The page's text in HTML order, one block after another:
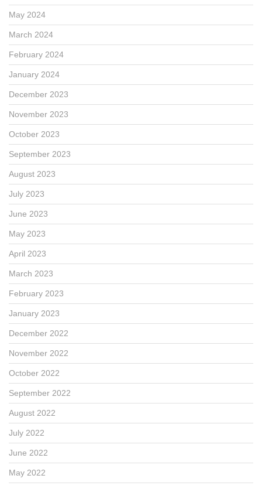
May 2024
March 2024
February 2024
January 2024
December 2023
November 2023
October 2023
September 2023
August 2023
July 2023
June 2023
May 2023
April 2023
March 2023
February 2023
January 2023
December 2022
November 2022
October 2022
September 2022
August 2022
July 2022
June 2022
May 2022